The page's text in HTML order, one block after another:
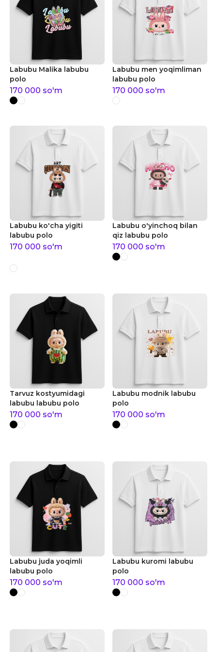
Labubu Malika labubu
polo
170 000 so'm
Labubu men yoqimliman
labubu polo
170 000 so'm
Labubu ko'cha yigiti
labubu polo
170 000 so'm
Labubu o'yinchoq bilan
qiz labubu polo
170 000 so'm
Tarvuz kostyumidagi
labubu labubu polo
170 000 so'm
Labubu modnik labubu
polo
170 000 so'm
Labubu juda yoqimli
labubu polo
170 000 so'm
Labubu kuromi labubu
polo
170 000 so'm